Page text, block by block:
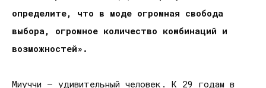
определите, что в моде огромная свобода
выбора, огромное количество комбинаций и
возможностей».
Миуччи – удивительный человек. К 29 годам в